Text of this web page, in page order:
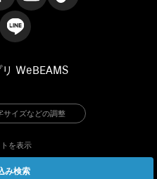
み検索
WeBEAMS
サイズなどの調整
を表示
Co., Ltd.